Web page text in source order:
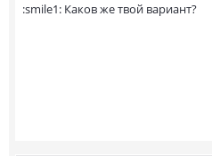
:smile1: Каков же твой вариант?